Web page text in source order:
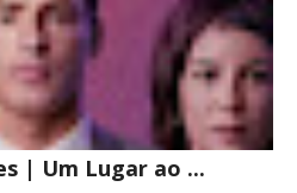
| Um Lugar ao ...